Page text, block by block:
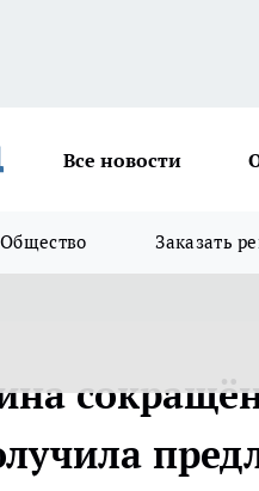
Все новости
Общество Заказать